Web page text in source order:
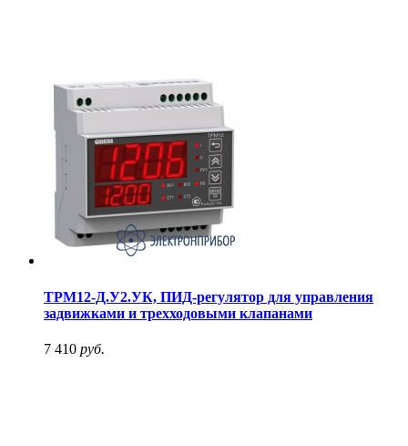
ТРМ12-Д.У2.УК, ПИД-регулятор для управления
задвижками и трехходовыми клапанами
7 410 руб.